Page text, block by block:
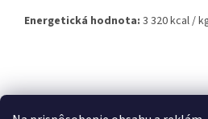
Energetická hodnota: 3 320 kcal /
á